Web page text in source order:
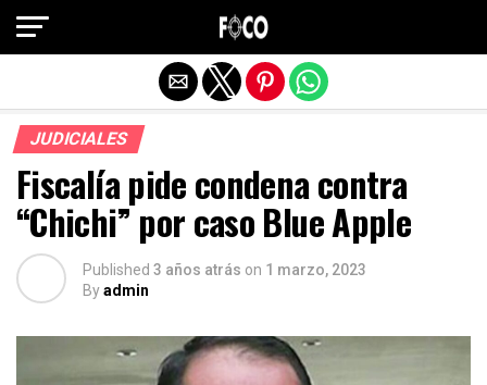
JUDICIALES
Fiscalía pide condena contra
“Chichi” por caso Blue Apple
Published 3 años atrás on 1 marzo, 2023
Byadmin
Salir de la versión móvil